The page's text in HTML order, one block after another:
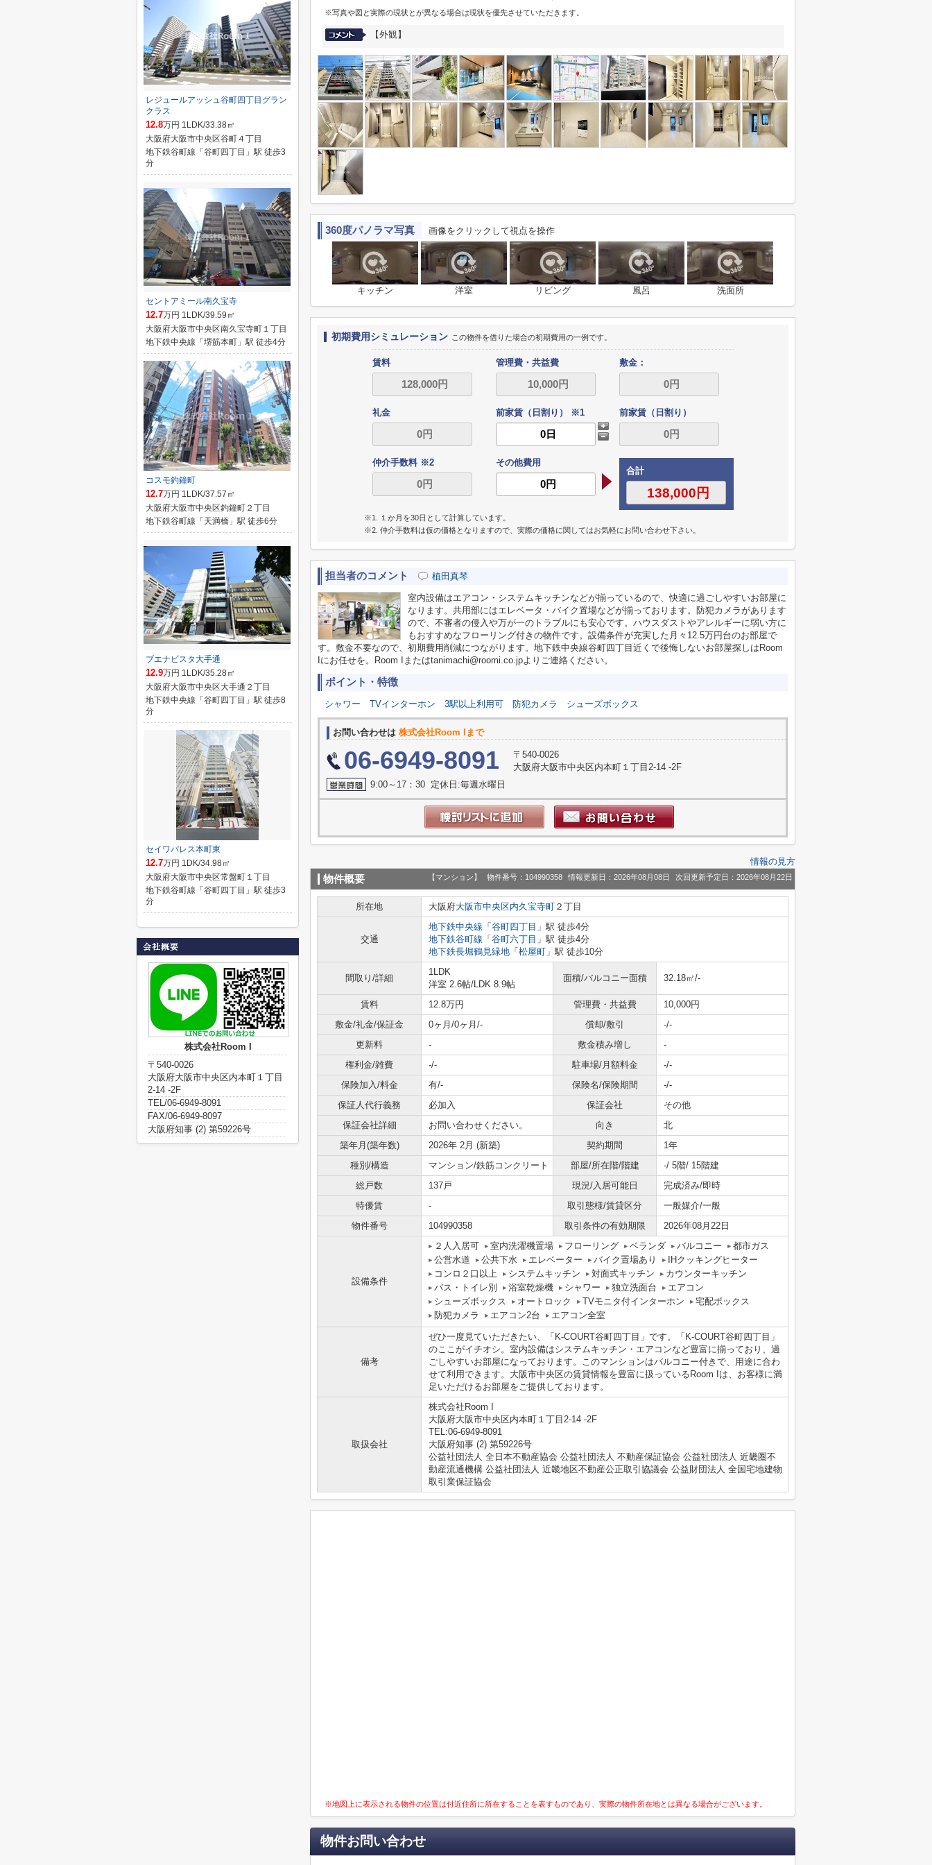
※写真や図と実際の現状とが異なる場合は現状を優先させていただきます。
【外観】
360度パノラマ写真 画像をクリックして視点を操作
キッチン 洋室 リビング 風呂 洗面所
初期費用シミュレーション この物件を借りた場合の初期費用の一例です。
賃料 管理費・共益費 敷金：
礼金 前家賃（日割り） ※1 前家賃（日割り）
仲介手数料 ※2
その他費用
合計
※1. １か月を30日として計算しています。
※2. 仲介手数料は仮の価格となりますので、実際の価格に関してはお気軽にお問い合わせ下さい。
担当者のコメント 植田真琴
室内設備はエアコン・システムキッチンなどが揃っているので、快適に過ごしやすいお部屋に
なります。共用部にはエレベータ・バイク置場などが揃っております。防犯カメラがあります
ので、不審者の侵入や万が一のトラブルにも安心です。ハウスダストやアレルギーに弱い方に
もおすすめなフローリング付きの物件です。設備条件が充実した月々12.5万円台のお部屋で
す。敷金不要なので、初期費用削減につながります。地下鉄中央線谷町四丁目近くで後悔しないお部屋探しはRoom
Iにお任せを。Room Iまたはtanimachi@roomi.co.jpよりご連絡ください。
ポイント・特徴
シャワー TVインターホン 3駅以上利用可 防犯カメラ シューズボックス
お問い合わせは 株式会社Room Iまで
06-6949-8091
〒540-0026
大阪府大阪市中央区内本町１丁目2-14 -2F
9:00～17：30 定休日:毎週水曜日
情報の見方
物件概要 【マンション】 物件番号：104990358 情報更新日：2026年08月08日 次回更新予定日：2026年08月22日
所在地 大阪府大阪市中央区内久宝寺町 ２丁目
交通
地下鉄中央線 「 谷町四丁目 」駅 徒歩4分
地下鉄谷町線 「 谷町六丁目 」駅 徒歩4分
地下鉄長堀鶴見緑地 「 松屋町 」駅 徒歩10分
間取り/詳細
1LDK
洋室 2.6帖/LDK 8.9帖
面積/バルコニー面積 32.18㎡/-
賃料 12.8万円 管理費・共益費
10,000円
敷金/礼金/保証金
0ヶ月/0ヶ月/- 償却/敷引
-/-
更新料
- 敷金積み増し
-
権利金/雑費
-/- 駐車場/月額料金
-/-
保険加入/料金
有/- 保険名/保険期間
-/-
保証人代行義務
必加入 保証会社
その他
保証会社詳細
お問い合わせください。 向き
北
築年月(築年数)
2026年 2月 (新築) 契約期間
1年
種別/構造
マンション/鉄筋コンクリート 部屋/所在階/階建
-/ 5階/ 15階建
総戸数
137戸 現況/入居可能日
完成済み/即時
特優賃
- 取引態様/賃貸区分
一般媒介/一般
物件番号
104990358 取引条件の有効期限 2026年08月22日
設備条件
２人入居可 室内洗濯機置場 フローリング ベランダ バルコニー
都市ガス
公営水道
公共下水 エレベーター バイク置場あり
IHクッキングヒーター
コンロ２口以上
システムキッチン 対面式キッチン
カウンターキッチン
バス・トイレ別
浴室乾燥機 シャワー 独立洗面台
エアコン
シューズボックス
オートロック TVモニタ付インターホン
宅配ボックス
防犯カメラ
エアコン2台 エアコン全室
備考
ぜひ一度見ていただきたい、「K-COURT谷町四丁目」です。「K-COURT谷町四丁目」
のここがイチオシ。室内設備はシステムキッチン・エアコンなど豊富に揃っており、過
ごしやすいお部屋になっております。このマンションはバルコニー付きで、用途に合わ
せて利用できます。大阪市中央区の賃貸情報を豊富に扱っているRoom Iは、お客様に満
足いただけるお部屋をご提供しております。
取扱会社
株式会社Room I
大阪府大阪市中央区内本町１丁目2-14 -2F
TEL:06-6949-8091
大阪府知事 (2) 第59226号
公益社団法人 全日本不動産協会 公益社団法人 不動産保証協会 公益社団法人 近畿圏不
動産流通機構 公益社団法人 近畿地区不動産公正取引協議会 公益財団法人 全国宅地建物
取引業保証協会
※地図上に表示される物件の位置は付近住所に所在することを表すものであり、実際の物件所在地とは異なる場合がございます。
物件お問い合わせ
レジュールアッシュ谷町四丁目グラン
クラス
12.8万円 1LDK/33.38㎡
大阪府大阪市中央区谷町４丁目
地下鉄谷町線「谷町四丁目」駅 徒歩3
分
セントアミール南久宝寺
12.7万円 1LDK/39.59㎡
大阪府大阪市中央区南久宝寺町１丁目
地下鉄中央線「堺筋本町」駅 徒歩4分
コスモ釣鐘町
12.7万円 1LDK/37.57㎡
大阪府大阪市中央区釣鐘町２丁目
地下鉄谷町線「天満橋」駅 徒歩6分
ブエナビスタ大手通
12.9万円 1LDK/35.28㎡
大阪府大阪市中央区大手通２丁目
地下鉄中央線「谷町四丁目」駅 徒歩8
分
セイワパレス本町東
12.7万円 1DK/34.98㎡
大阪府大阪市中央区常盤町１丁目
地下鉄谷町線「谷町四丁目」駅 徒歩3
分
株式会社Room I
〒540-0026
大阪府大阪市中央区内本町１丁目
2-14 -2F
TEL/06-6949-8091
FAX/06-6949-8097
大阪府知事 (2) 第59226号